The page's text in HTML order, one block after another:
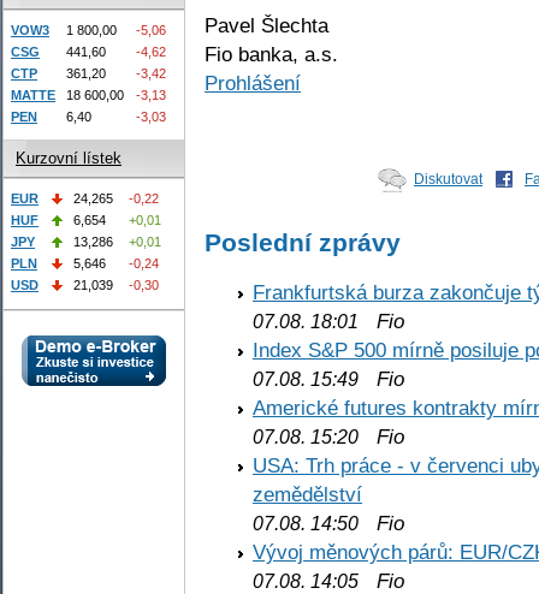
Pavel Šlechta
Fio banka, a.s.
Prohlášení
Diskutovat
Poslední zprávy
Frankfurtská burza zakončuje
07.08. 18:01
Fio
Index S&P 500 mírně posiluje
07.08. 15:49 Fio
Americké futures kontrakty
07.08. 15:20 Fio
USA: Trh práce - v červenci
zemědělství
07.08. 14:50 Fio
Vývoj měnových párů: EUR/
07.08. 14:05 Fio
VOW3 1 800,00
-5,06
CSG
441,60
-4,62
CTP
361,20
-3,42
MATTE
18 600,00
-3,13
PEN
6,40 -3,03
Kurzovní lístek
EUR 24,265
-0,22
HUF
6,654
+0,01
JPY
13,286
+0,01
PLN
5,646
-0,24
USD
21,039 -0,30